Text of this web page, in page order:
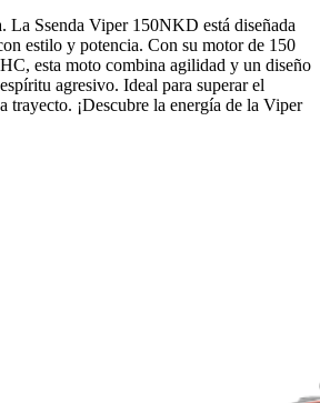
La Ssenda Viper 150NKD está diseñada
estilo y potencia. Con su motor de 150
esta moto combina agilidad y un diseño
agresivo. Ideal para superar el
trayecto. ¡Descubre la energía de la Viper